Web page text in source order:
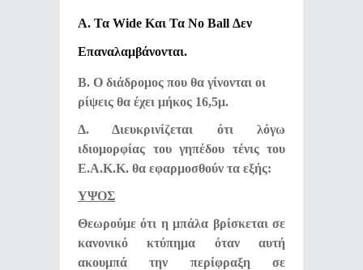
Α. Τα Wide Και Τα No Ball Δεν
Επαναλαμβάνονται.
Β. Ο διάδρομος που θα γίνονται οι
ρίψεις θα έχει μήκος 16,5μ.
Δ. Διευκρινίζεται ότι λόγω
ιδιομορφίας του γηπέδου τένις του
Ε.Α.Κ.Κ. θα εφαρμοσθούν τα εξής:
ΥΨΟΣ
Θεωρούμε ότι η μπάλα βρίσκεται σε
κανονικό κτύπημα όταν αυτή
ακουμπά την περίφραξη σε